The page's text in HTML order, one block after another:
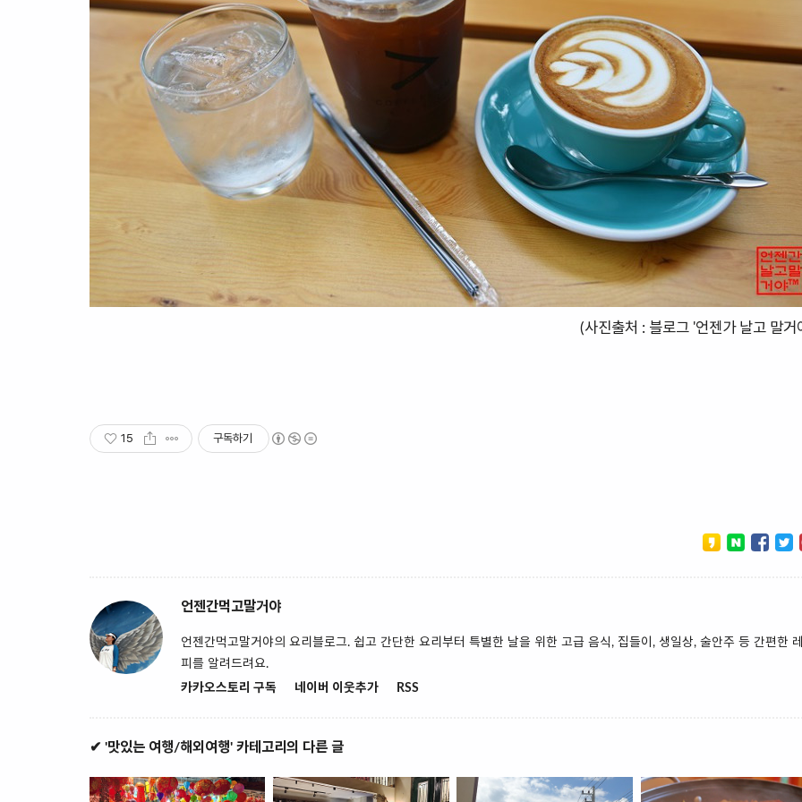
(사진출처 : 블로그 '언젠가 날고 말거
15 구독하기
언젠간먹고말거야
언젠간먹고말거야의 요리블로그. 쉽고 간단한 요리부터 특별한 날을 위한 고급 음식, 집들이, 생일상, 술안주 등 간편한
피를 알려드려요.
카카오스토리 구독
네이버 이웃추가 RSS
✔ '맛있는 여행/해외여행' 카테고리의 다른 글